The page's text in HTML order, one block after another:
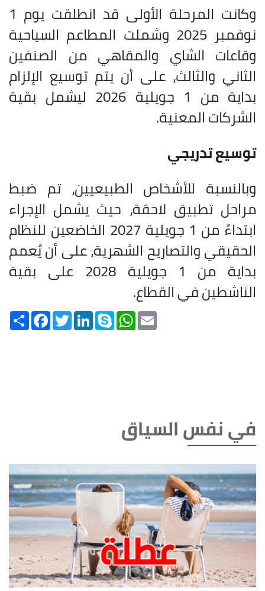
وكانت المرحلة الأولى قد انطلقت يوم 1
نوفمبر 2025 وشملت المطاعم السياحية
وقاعات الشاي والمقاهي من الصنفين
الثاني والثالث، على أن يتم توسيع الإلزام
بداية من 1 جويلية 2026 ليشمل بقية
الشركات المعنية.
توسيع تدريجي
وبالنسبة للأشخاص الطبيعيين، تم ضبط
مراحل تطبيق لاحقة، حيث يشمل الإجراء
ابتداءً من 1 جويلية 2027 الخاضعين للنظام
الحقيقي والتصاريح الشهرية، على أن يُعمم
بداية من 1 جويلية 2028 على بقية
الناشطين في القطاع.
Share FacebookTwitterLinkedInSkype WhatsApp
في نفس السياق